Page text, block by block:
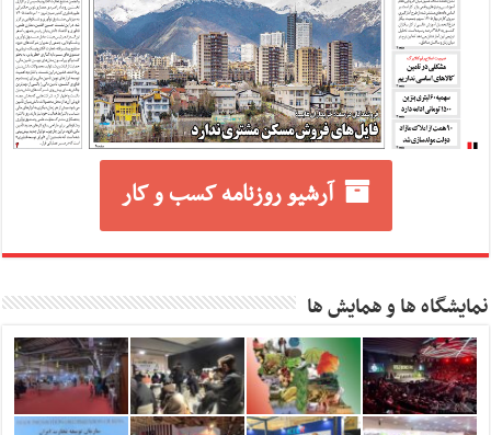
آرشیو روزنامه کسب و کار
نمایشگاه ها و همایش ها